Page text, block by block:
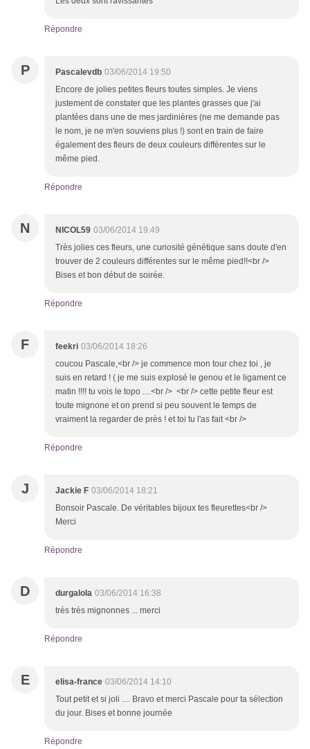
Répondre
P Pascalevdb 03/06/2014 19:50
Encore de jolies petites fleurs toutes simples. Je viens
justement de constater que les plantes grasses que j'ai
plantées dans une de mes jardinières (ne me demande pas
le nom, je ne m'en souviens plus !) sont en train de faire
également des fleurs de deux couleurs différentes sur le
même pied.
Répondre
N NICOL59 03/06/2014 19:49
Très jolies ces fleurs, une curiosité génétique sans doute d'en
trouver de 2 couleurs différentes sur le même pied!!<br />
Bises et bon début de soirée.
Répondre
F feekri 03/06/2014 18:26
coucou Pascale,<br /> je commence mon tour chez toi , je
suis en retard ! ( je me suis explosé le genou et le ligament ce
matin !!!! tu vois le topo ....<br /> <br /> cette petite fleur est
toute mignone et on prend si peu souvent le temps de
vraiment la regarder de près ! et toi tu l'as fait <br />
Répondre
J Jackie F 03/06/2014 18:21
Bonsoir Pascale. De véritables bijoux tes fleurettes<br />
Merci
Répondre
D durgalola 03/06/2014 16:38
très très mignonnes ... merci
Répondre
E elisa-france 03/06/2014 14:10
Tout petit et si joli .... Bravo et merci Pascale pour ta sélection
du jour. Bises et bonne journée
Répondre